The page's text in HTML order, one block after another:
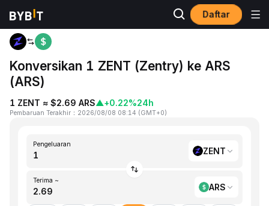
Daftar
Beranda
Konversikan 1 ZENT (Zentry) ke ARS
(ARS)
1 ZENT ≈ $2.69 ARS▲+0.22%24h
Pembaruan Terakhir ： 2026/08/08 08:14 (GMT+0)
Pengeluaran
ZENT
Terima ~
ARS